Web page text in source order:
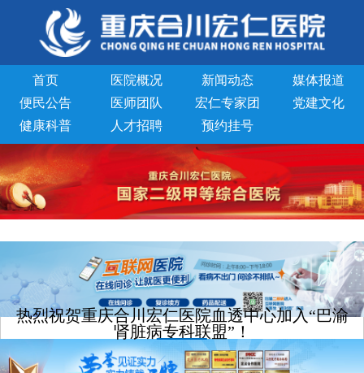
首页 医院概况 新闻动态
媒体报道
便民公告
医师团队 宏仁专家团
党建文化
健康科普
人才招聘 预约挂号
热烈祝贺重庆合川宏仁医院血透中心加入“巴渝
肾脏病专科联盟”！
文章来源：重庆宏仁医院发表时间：2018-06-08浏览次数: